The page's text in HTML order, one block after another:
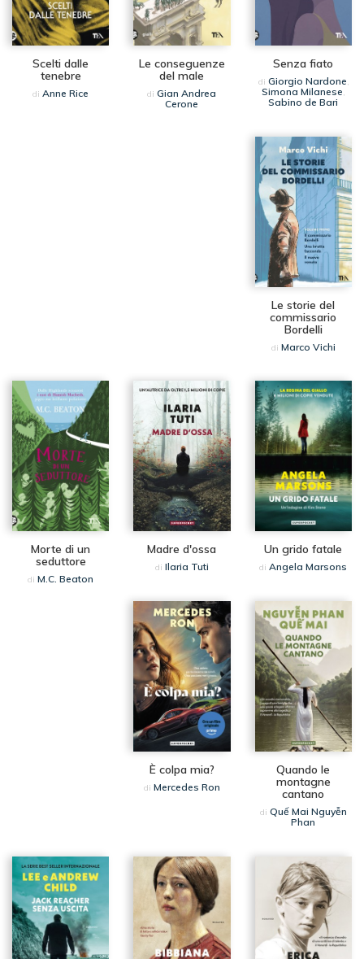
Scelti dalle
tenebre
diAnne Rice
Le conseguenze
del male
diGian Andrea
Cerone
Senza fiato
di Giorgio Nardone,
Simona Milanese,
Sabino de Bari
Le storie del
commissario
Bordelli
di Marco Vichi
Morte di un
seduttore
di M.C. Beaton
Madre d'ossa
di Ilaria Tuti
Un grido fatale
diAngela Marsons
È colpa mia?
di Mercedes Ron
Quando le
montagne
cantano
di Quế Mai Nguyễn
Phan